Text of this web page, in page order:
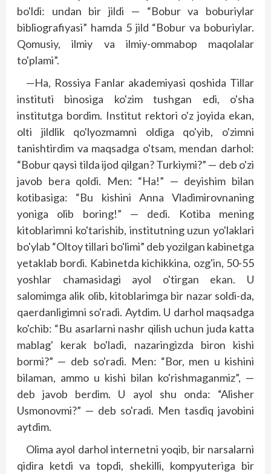
bo'ldi: undan bir jildi — “Bobur va boburiylar
bibliografiyasi” hamda 5 jild “Bobur va boburiylar.
Qomusiy, ilmiy va ilmiy-ommabop maqolalar
to'plami”.
—Ha, Rossiya Fanlar akademiyasi qoshida Tillar
instituti binosiga ko'zim tushgan edi, o'sha
institutga bordim. Institut rektori o'z joyida ekan,
olti jildlik qo'lyozmamni oldiga qo'yib, o'zimni
tanishtirdim va maqsadga o'tsam, mendan darhol:
“Bobur qaysi tilda ijod qilgan? Turkiymi?” — deb o'zi
javob bera qoldi. Men: “Ha!” — deyishim bilan
kotibasiga: “Bu kishini Anna Vladimirovnaning
yoniga olib boring!” — dedi. Kotiba mening
kitoblarimni ko'tarishib, institutning uzun yo'laklari
bo'ylab “Oltoy tillari bo'limi” deb yozilgan kabinetga
yetaklab bordi. Kabinetda kichikkina, ozg'in, 50-55
yoshlar chamasidagi ayol o'tirgan ekan. U
salomimga alik olib, kitoblarimga bir nazar soldi-da,
qaerdanligimni so'radi. Aytdim. U darhol maqsadga
ko'chib: “Bu asarlarni nashr qilish uchun juda katta
mablag' kerak bo'ladi, nazaringizda biron kishi
bormi?” — deb so'radi. Men: “Bor, men u kishini
bilaman, ammo u kishi bilan ko'rishmaganmiz”, —
deb javob berdim. U ayol shu onda: “Alisher
Usmonovmi?” — deb so'radi. Men tasdiq javobini
aytdim.
Olima ayol darhol internetni yoqib, bir narsalarni
qidira ketdi va topdi, shekilli, kompyuteriga bir